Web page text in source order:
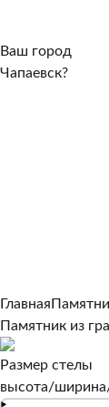
Ваш город
Чапаевск?
Главная
Памятник из
Размер стелы
высота/